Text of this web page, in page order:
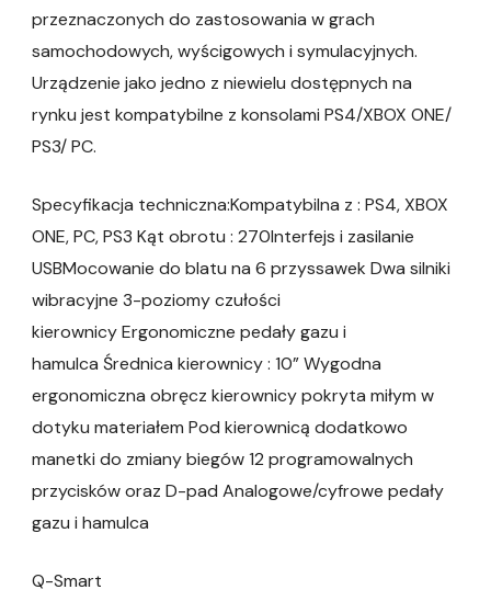
przeznaczonych do zastosowania w grach
samochodowych, wyścigowych i symulacyjnych.
Urządzenie jako jedno z niewielu dostępnych na
rynku jest kompatybilne z konsolami PS4/XBOX ONE/
PS3/ PC.
Specyfikacja techniczna:Kompatybilna z : PS4, XBOX
ONE, PC, PS3 Kąt obrotu : 270Interfejs i zasilanie
USBMocowanie do blatu na 6 przyssawek Dwa silniki
wibracyjne 3-poziomy czułości
kierownicy Ergonomiczne pedały gazu i
hamulca Średnica kierownicy : 10” Wygodna
ergonomiczna obręcz kierownicy pokryta miłym w
dotyku materiałem Pod kierownicą dodatkowo
manetki do zmiany biegów 12 programowalnych
przycisków oraz D-pad Analogowe/cyfrowe pedały
gazu i hamulca
Q-Smart